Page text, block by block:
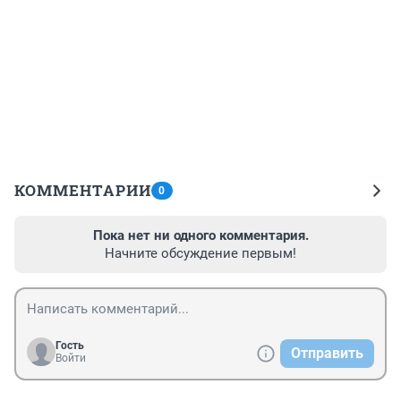
КОММЕНТАРИИ 0
Пока нет ни одного комментария.
Начните обсуждение первым!
Гость
Войти
Отправить